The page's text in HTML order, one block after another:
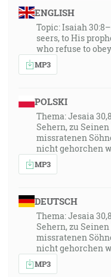
ENGLISH
Topic: Isaiah
seers, to His
who refuse to obey
MP3
POLSKI
Thema: Jesaia
Sehern, zu
missratenen
nicht gehorchen
MP3
DEUTSCH
Thema: Jesaia
Sehern, zu
missratenen
nicht gehorchen
MP3